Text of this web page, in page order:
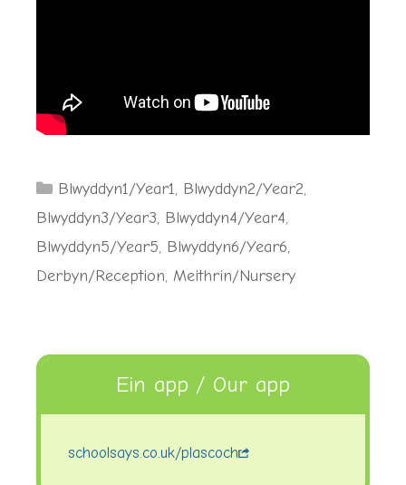
Categories
Blwyddyn1/Year1, Blwyddyn2/Year2,
Blwyddyn3/Year3, Blwyddyn4/Year4,
Blwyddyn5/Year5, Blwyddyn6/Year6,
Derbyn/Reception, Meithrin/Nursery
Ein app / Our app
schoolsays.co.uk/plascoch